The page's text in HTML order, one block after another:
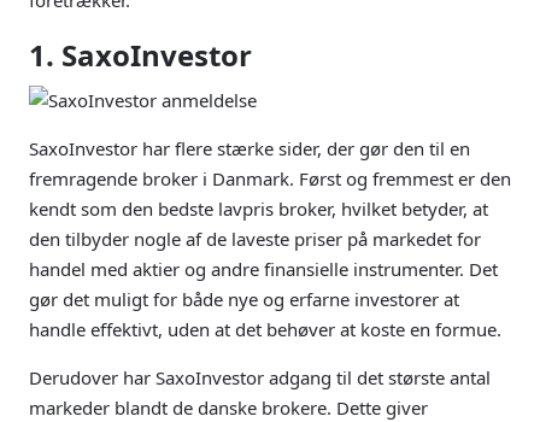
1. SaxoInvestor
SaxoInvestor har flere stærke sider, der gør den til en
fremragende broker i Danmark. Først og fremmest er den
kendt som den bedste lavpris broker, hvilket betyder, at
den tilbyder nogle af de laveste priser på markedet for
handel med aktier og andre finansielle instrumenter. Det
gør det muligt for både nye og erfarne investorer at
handle effektivt, uden at det behøver at koste en formue.
Derudover har SaxoInvestor adgang til det største antal
markeder blandt de danske brokere. Dette giver